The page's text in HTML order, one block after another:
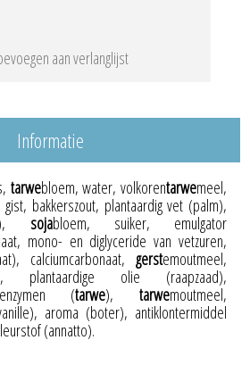
Informatie
tarwebloem, water, volkorentarwemeel,
bakkerszout, plantaardig vet (palm),
sojabloem, suiker, emulgator
mono- en diglyceride van vetzuren,
calciumcarbonaat, gerstemoutmeel,
plantaardige olie (raapzaad),
(tarwe), tarwemoutmeel,
aroma (boter), antiklontermiddel
(annatto).